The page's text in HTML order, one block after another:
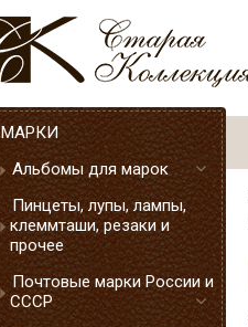
МАРКИ
Альбомы для марок
Пинцеты, лупы, лампы,
клеммташи, резаки и
прочее
Почтовые марки России и
СССР